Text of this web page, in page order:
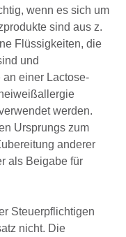
wenn es sich um
sind aus z.
Flüssigkeiten, die
und
einer Lactose-
werden.
Ursprungs zum
anderer
als Beigabe für
Steuerpflichtigen
nicht. Die